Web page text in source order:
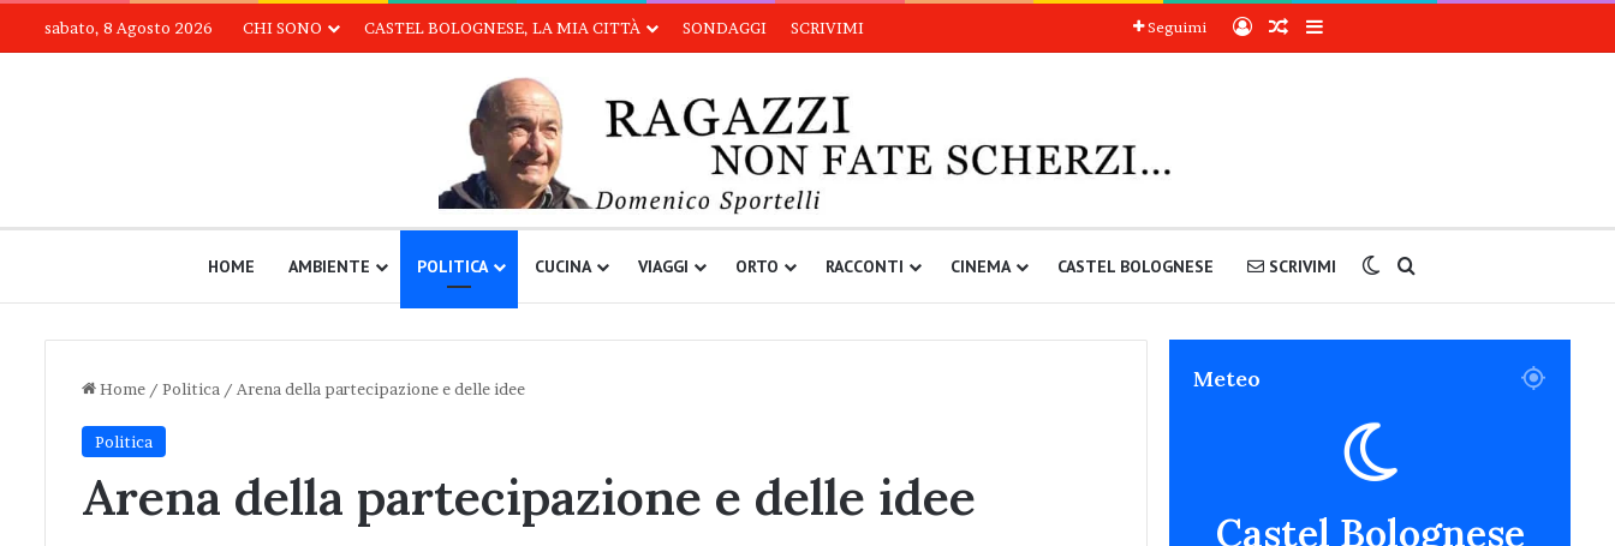
sabato, 8 Agosto 2026 CHI SONO CASTEL BOLOGNESE, LA MIA CITTÀ SONDAGGI SCRIVIMI Seguimi AccediArticoli a sorpresa
Barra laterale
HOME AMBIENTE POLITICA CUCINA VIAGGI ORTO RACCONTI CINEMA CASTEL BOLOGNESE SCRIVIMI Cambia aspetto
Home / Politica / Arena della partecipazione e delle idee
Politica
Arena della partecipazione e delle idee
Meteo
Castel Bolognese